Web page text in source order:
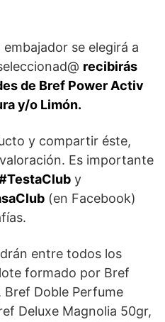
se elegirá a
recibirás
de Bref Power Activ
y/o Limón.
y compartir éste,
Es importante
y
(en Facebook)
entre todos los
formado por Bref
Bref Doble Perfume
Deluxe Magnolia 50gr,